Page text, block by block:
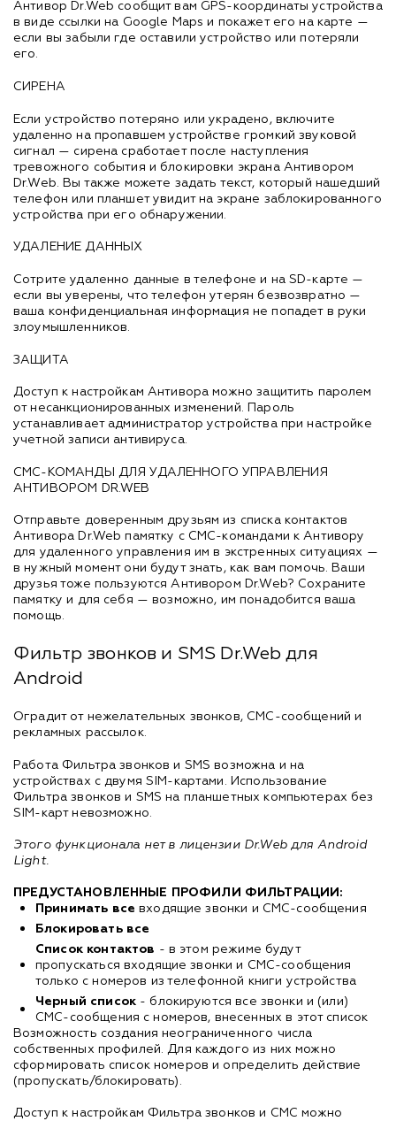
Антивор Dr.Web сообщит вам GPS-координаты устройства
в виде ссылки на Google Maps и покажет его на карте —
если вы забыли где оставили устройство или потеряли
его.
СИРЕНА
Если устройство потеряно или украдено, включите
удаленно на пропавшем устройстве громкий звуковой
сигнал — сирена сработает после наступления
тревожного события и блокировки экрана Антивором
Dr.Web. Вы также можете задать текст, который нашедший
телефон или планшет увидит на экране заблокированного
устройства при его обнаружении.
УДАЛЕНИЕ ДАННЫХ
Сотрите удаленно данные в телефоне и на SD-карте —
если вы уверены, что телефон утерян безвозвратно —
ваша конфиденциальная информация не попадет в руки
злоумышленников.
ЗАЩИТА
Доступ к настройкам Антивора можно защитить паролем
от несанкционированных изменений. Пароль
устанавливает администратор устройства при настройке
учетной записи антивируса.
СМС-КОМАНДЫ ДЛЯ УДАЛЕННОГО УПРАВЛЕНИЯ
АНТИВОРОМ DR.WEB
Отправьте доверенным друзьям из списка контактов
Антивора Dr.Web памятку с СМС-командами к Антивору
для удаленного управления им в экстренных ситуациях —
в нужный момент они будут знать, как вам помочь. Ваши
друзья тоже пользуются Антивором Dr.Web? Сохраните
памятку и для себя — возможно, им понадобится ваша
помощь.
Фильтр звонков и SMS Dr.Web для
Android
Оградит от нежелательных звонков, СМС-сообщений и
рекламных рассылок.
Работа Фильтра звонков и SMS возможна и на
устройствах с двумя SIM-картами. Использование
Фильтра звонков и SMS на планшетных компьютерах без
SIM-карт невозможно.
Этого функционала нет в лицензии Dr.Web для Android
Light.
ПРЕДУСТАНОВЛЕННЫЕ ПРОФИЛИ ФИЛЬТРАЦИИ:
Принимать все входящие звонки и СМС-сообщения
Блокировать все
Список контактов - в этом режиме будут
пропускаться входящие звонки и СМС-сообщения
только с номеров из телефонной книги устройства
Черный список- блокируются все звонки и (или)
СМС-сообщения с номеров, внесенных в этот список
Возможность создания неограниченного числа
собственных профилей. Для каждого из них можно
сформировать список номеров и определить действие
(пропускать/блокировать).
Доступ к настройкам Фильтра звонков и СМС можно